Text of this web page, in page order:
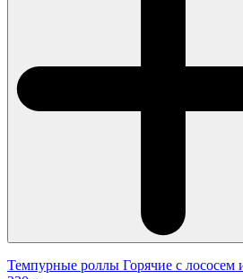
Темпурные роллы Горячие с лососем